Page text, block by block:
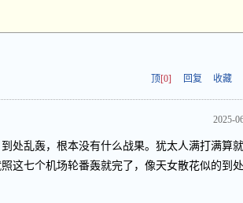
顶[0] 回复 收藏
2025-
处乱轰，根本没有什么战果。犹太人满打满算
这七个机场轮番轰就完了，像天女散花似的到